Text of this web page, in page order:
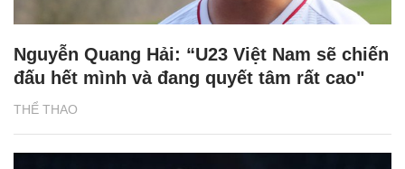
THỂ THAO
Nguyễn Quang Hải: “U23 Việt Nam sẽ chiến
đấu hết mình và đang quyết tâm rất cao"